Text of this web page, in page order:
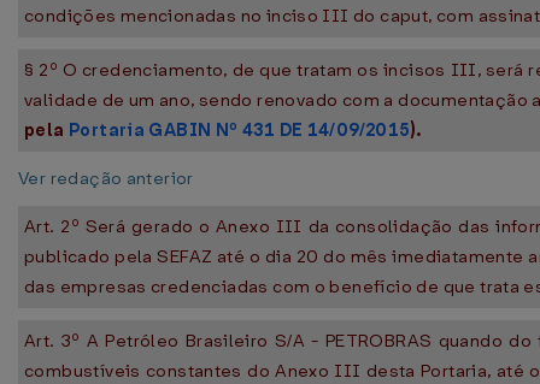
condições mencionadas no inciso III do caput, com
§ 2º O credenciamento, de que tratam os incisos III, será
validade de um ano, sendo renovado com a
pela Portaria GABIN Nº 431 DE 14/09/2015).
Ver redação anterior
Art. 2º Será gerado o Anexo III da consolidação das
publicado pela SEFAZ até o dia 20 do mês
das empresas credenciadas com o benefício de que trata
Art. 3º A Petróleo Brasileiro S/A - PETROBRAS quando
combustíveis constantes do Anexo III desta Portaria, até